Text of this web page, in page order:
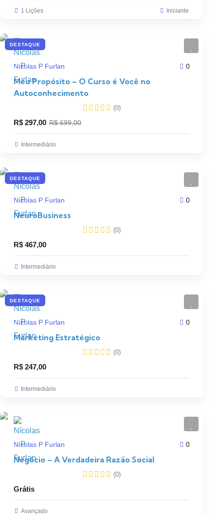
1 Lições Iniciante
DESTAQUE
Nícolas P Furlan 0
Meu Propósito – O Curso é Você no
Autoconhecimento
(0)
R$699,00
R$ 297,00
Intermediário
DESTAQUE
Nícolas P Furlan 0
NeuroBusiness
(0)
R$ 467,00
Intermediário
DESTAQUE
Nícolas P Furlan 0
Marketing Estratégico
(0)
R$ 247,00
Intermediário
Nícolas P Furlan 0
Negócio – A Verdadeira Razão Social
(0)
Grátis
Avançado